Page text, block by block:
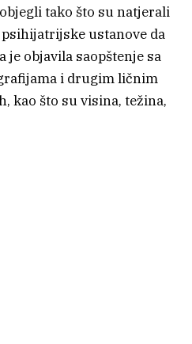
tako što su natjerali
ustanove da
objavila saopštenje sa
i drugim ličnim
kao što su visina, težina,